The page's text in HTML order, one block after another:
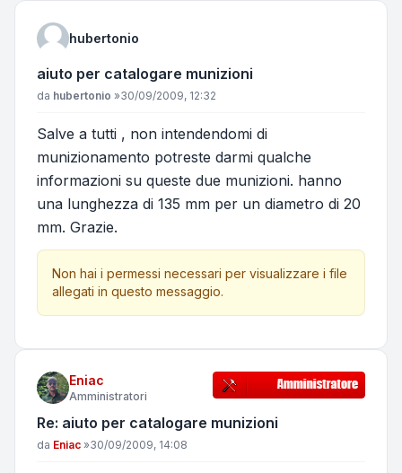
hubertonio
aiuto per catalogare munizioni
Messaggio
da hubertonio »30/09/2009, 12:32
Salve a tutti , non intendendomi di
munizionamento potreste darmi qualche
informazioni su queste due munizioni. hanno
una lunghezza di 135 mm per un diametro di 20
mm. Grazie.
Non hai i permessi necessari per visualizzare i file
allegati in questo messaggio.
Eniac
Amministratori
Re: aiuto per catalogare munizioni
Messaggio
da Eniac »30/09/2009, 14:08